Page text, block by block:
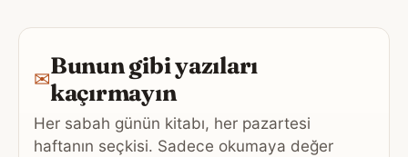
✉Bunun gibi yazıları
kaçırmayın
Her sabah günün kitabı, her pazartesi
haftanın seçkisi. Sadece okumaya değer